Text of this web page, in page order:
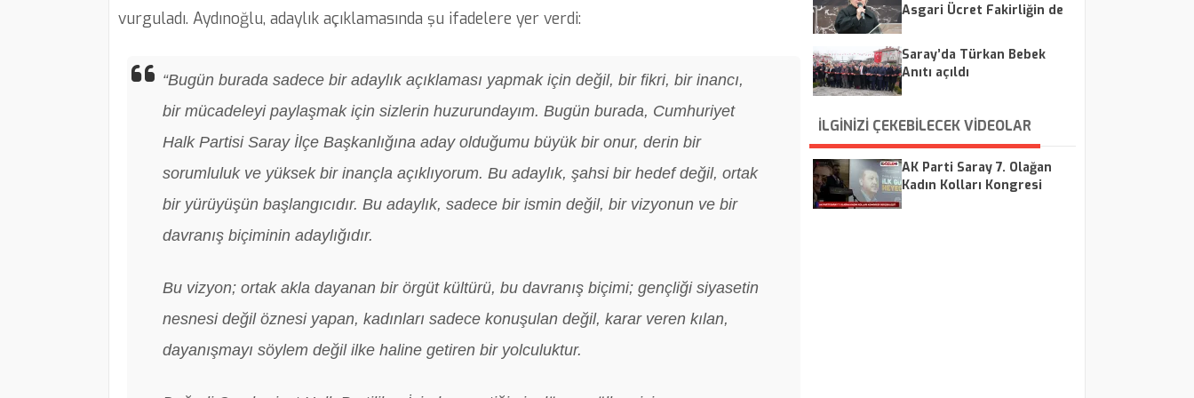
vurguladı. Aydınoğlu, adaylık açıklamasında şu ifadelere yer verdi:
“Bugün burada sadece bir adaylık açıklaması yapmak için değil, bir fikri, bir inancı,
bir mücadeleyi paylaşmak için sizlerin huzurundayım. Bugün burada, Cumhuriyet
Halk Partisi Saray İlçe Başkanlığına aday olduğumu büyük bir onur, derin bir
sorumluluk ve yüksek bir inançla açıklıyorum. Bu adaylık, şahsi bir hedef değil, ortak
bir yürüyüşün başlangıcıdır. Bu adaylık, sadece bir ismin değil, bir vizyonun ve bir
davranış biçiminin adaylığıdır.
Bu vizyon; ortak akla dayanan bir örgüt kültürü, bu davranış biçimi; gençliği siyasetin
nesnesi değil öznesi yapan, kadınları sadece konuşulan değil, karar veren kılan,
dayanışmayı söylem değil ilke haline getiren bir yolculuktur.
Asgari Ücret Fakirliğin de
Saray’da Türkan Bebek
Anıtı açıldı
İLGİNİZİ ÇEKEBİLECEK VİDEOLAR
AK Parti Saray 7. Olağan
Kadın Kolları Kongresi